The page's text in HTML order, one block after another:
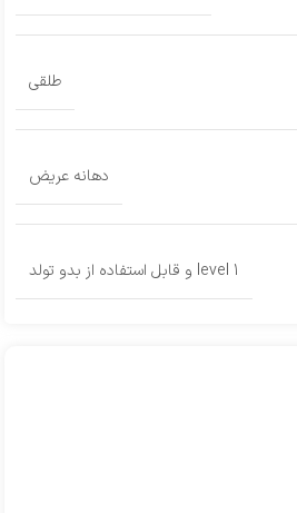
طلقی
دهانه عریض
level 1 و قابل استفاده از بدو تولد